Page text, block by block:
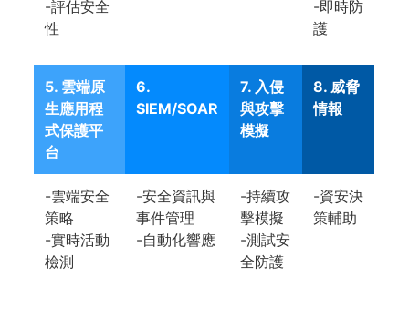
-評估安全
性
-即時防
護
5. 雲端原
生應用程
式保護平
台
6.
SIEM/SOAR
7. 入侵
與攻擊
模擬
8. 威脅
情報
-雲端安全
策略
-實時活動
檢測
-安全資訊與
事件管理
-自動化響應
-持續攻
擊模擬
-測試安
全防護
-資安決
策輔助